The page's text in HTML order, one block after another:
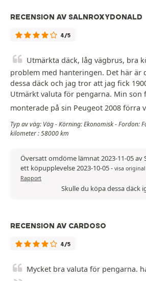
RECENSION AV SALNROXYDONALD
4/5
Utmärkta däck, låg vägbrus, bra
problem med hanteringen. Det här är
dessa däck och jag tror att jag fick
Utmärkt valuta för pengarna. Min son
monterade på sin Peugeot 2008 förra
Typ av väg: Väg - Körning: Ekonomisk - Fordon:
kilometer : 58000 km
Översatt omdöme lämnat 2023-11-05
ett köpupplevelse 2023-10-05- visa
Rapport
Skulle du köpa dessa däck
RECENSION AV CARDOSO
4/5
Mycket bra valuta för pengarna.